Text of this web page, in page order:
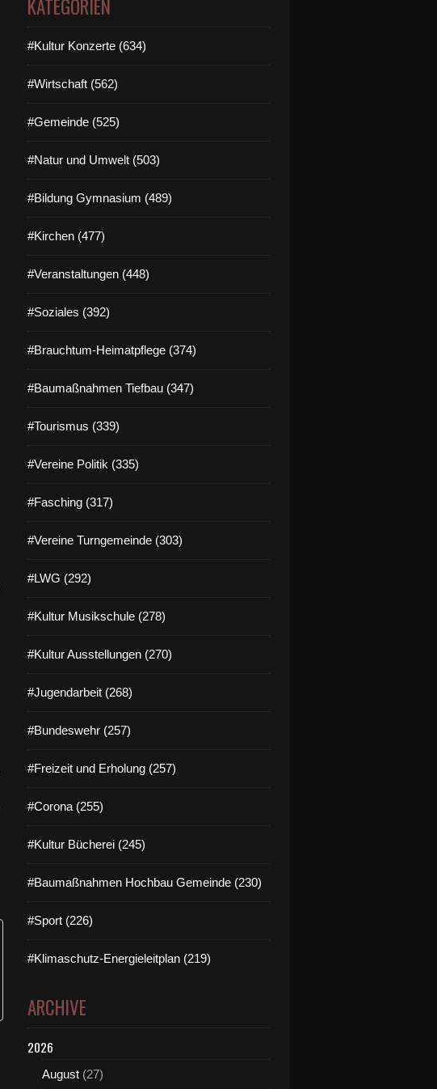
„GEMEINSAM-FÜREINANDER" - 15 Jahre Nachbarschaftshilfe
KATEGORIEN
#Kultur Konzerte (634)
#Wirtschaft (562)
#Gemeinde (525)
#Natur und Umwelt (503)
#Bildung Gymnasium (489)
#Kirchen (477)
#Veranstaltungen (448)
#Soziales (392)
#Brauchtum-Heimatpflege (374)
#Baumaßnahmen Tiefbau (347)
#Tourismus (339)
#Vereine Politik (335)
#Fasching (317)
#Vereine Turngemeinde (303)
#LWG (292)
#Kultur Musikschule (278)
#Kultur Ausstellungen (270)
#Jugendarbeit (268)
#Bundeswehr (257)
#Freizeit und Erholung (257)
#Corona (255)
#Kultur Bücherei (245)
#Baumaßnahmen Hochbau Gemeinde (230)
#Sport (226)
#Klimaschutz-Energieleitplan (219)
ARCHIVE
2026
August (27)